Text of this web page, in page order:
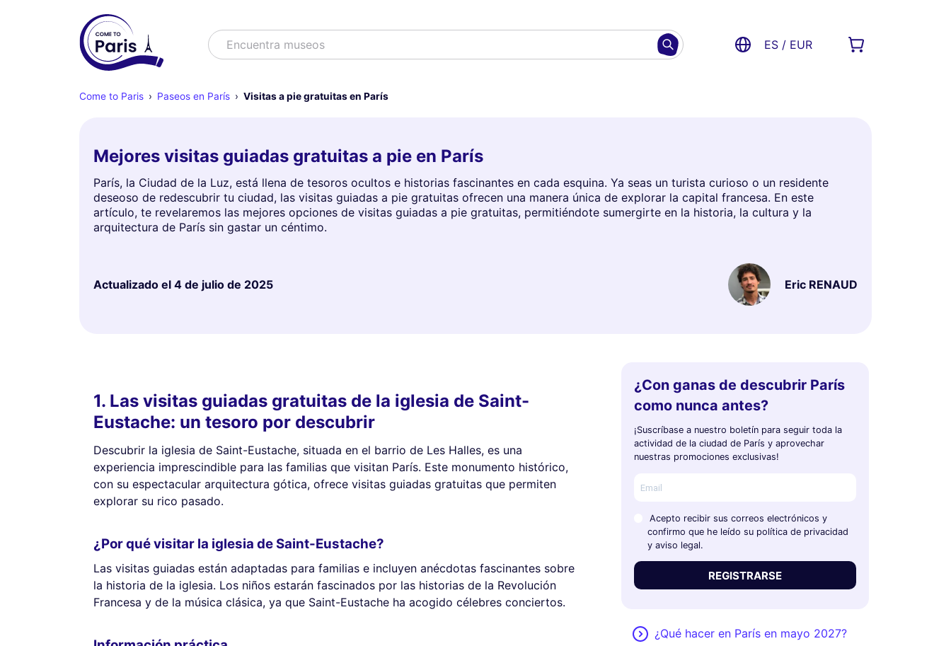
BuscarEncuentra museos ES / EUR
Come to Paris Paseos en París Visitas a pie gratuitas en París
Mejores visitas guiadas gratuitas a pie en París
París, la Ciudad de la Luz, está llena de tesoros ocultos e historias fascinantes en cada esquina. Ya seas un turista curioso o un residente
deseoso de redescubrir tu ciudad, las visitas guiadas a pie gratuitas ofrecen una manera única de explorar la capital francesa. En este
artículo, te revelaremos las mejores opciones de visitas guiadas a pie gratuitas, permitiéndote sumergirte en la historia, la cultura y la
arquitectura de París sin gastar un céntimo.
Actualizado el 4 de julio de 2025 Eric RENAUD
1. Las visitas guiadas gratuitas de la iglesia de Saint-
Eustache: un tesoro por descubrir
Descubrir la iglesia de Saint-Eustache, situada en el barrio de Les Halles, es una
experiencia imprescindible para las familias que visitan París. Este monumento histórico,
con su espectacular arquitectura gótica, ofrece visitas guiadas gratuitas que permiten
explorar su rico pasado.
¿Por qué visitar la iglesia de Saint-Eustache?
Las visitas guiadas están adaptadas para familias e incluyen anécdotas fascinantes sobre
la historia de la iglesia. Los niños estarán fascinados por las historias de la Revolución
Francesa y de la música clásica, ya que Saint-Eustache ha acogido célebres conciertos.
¿Con ganas de descubrir París
como nunca antes?
¡Suscríbase a nuestro boletín para seguir toda la
actividad de la ciudad de París y aprovechar
nuestras promociones exclusivas!
Acepto recibir sus correos electrónicos y
confirmo que he leído su política de privacidad
y aviso legal.
REGISTRARSE
¿Qué hacer en París en mayo 2027?